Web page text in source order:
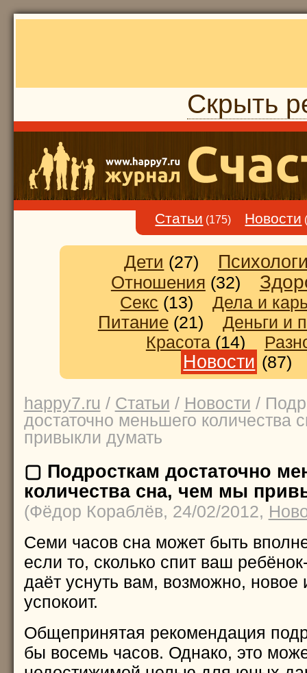
Скрыть
Статьи (175) Новости
Дети (27)
Отношения (32)
Секс (13) Дела и
Питание(21) Деньги и
Красота (14)
Новости
happy7.ru / Статьи / Новости /
достаточно меньшего количества
привыкли думать
▢ Подросткам достаточно
количества сна, чем мы
(Фёдор Кораблёв, 24/02/2012,
Семи часов сна может быть
если то, сколько спит ваш
даёт уснуть вам, возможно, новое
успокоит.
Общепринятая рекомендация
бы восемь часов. Однако, это